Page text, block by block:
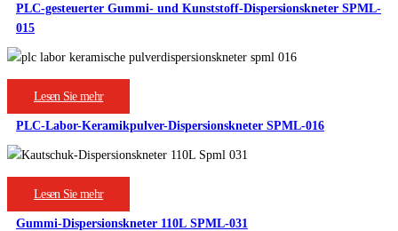
PLC-gesteuerter Gummi- und Kunststoff-Dispersionskneter SPML-
015
Lesen Sie mehr
PLC-Labor-Keramikpulver-Dispersionskneter SPML-016
Lesen Sie mehr
Gummi-Dispersionskneter 110L SPML-031